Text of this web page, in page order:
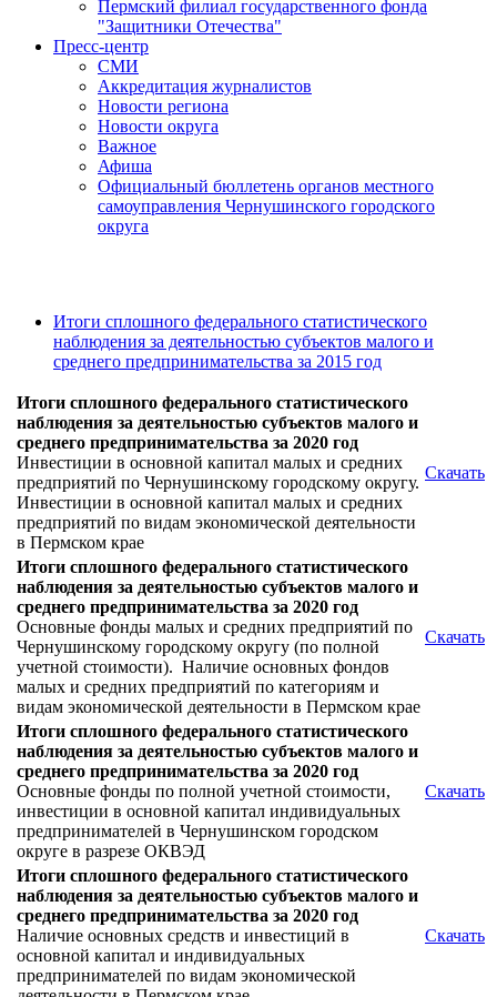
Пермский филиал государственного фонда
"Защитники Отечества"
Пресс-центр
СМИ
Аккредитация журналистов
Новости региона
Новости округа
Важное
Афиша
Официальный бюллетень органов местного
самоуправления Чернушинского городского
округа
Итоги сплошного федерального статистического
наблюдения за деятельностью субъектов малого и
среднего предпринимательства за 2015 год
Итоги сплошного федерального статистического
наблюдения за деятельностью субъектов малого и
среднего предпринимательства за 2020 год
Инвестиции в основной капитал малых и средних
предприятий по Чернушинскому городскому округу.
Инвестиции в основной капитал малых и средних
предприятий по видам экономической деятельности
в Пермском крае
Скачать
Итоги сплошного федерального статистического
наблюдения за деятельностью субъектов малого и
среднего предпринимательства за 2020 год
Основные фонды малых и средних предприятий по
Чернушинскому городскому округу (по полной
учетной стоимости). Наличие основных фондов
малых и средних предприятий по категориям и
видам экономической деятельности в Пермском крае
Скачать
Итоги сплошного федерального статистического
наблюдения за деятельностью субъектов малого и
среднего предпринимательства за 2020 год
Основные фонды по полной учетной стоимости,
инвестиции в основной капитал индивидуальных
предпринимателей в Чернушинском городском
округе в разрезе ОКВЭД
Скачать
Итоги сплошного федерального статистического
наблюдения за деятельностью субъектов малого и
среднего предпринимательства за 2020 год
Наличие основных средств и инвестиций в
основной капитал и индивидуальных
предпринимателей по видам экономической
Скачать